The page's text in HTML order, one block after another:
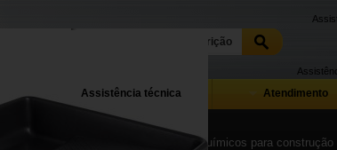
Assistência técnica Atendimento
| Ferramentas, equipamentos, produtos químicos para construção